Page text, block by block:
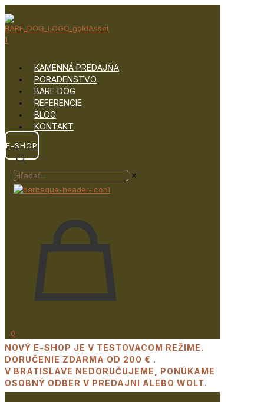
KAMENNÁ PREDAJŇA
PORADENSTVO
BARF DOG
REFERENCIE
BLOG
KONTAKT
E-SHOP
✕
0
NOVÝ E-SHOP JE V TESTOVACOM REŽIME.
DORUČENIE ZDARMA OD 200 € .
V BRATISLAVE NEDORUČUJEME, PONÚKAME
OSOBNÝ ODBER V PREDAJNI ALEBO WOLT.